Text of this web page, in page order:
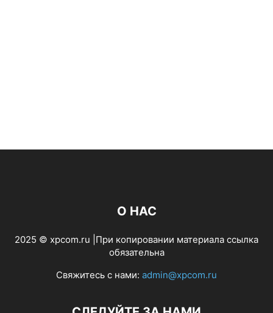
О НАС
2025 © xpcom.ru |При копировании материала ссылка
обязательна
Свяжитесь с нами: admin@xpcom.ru